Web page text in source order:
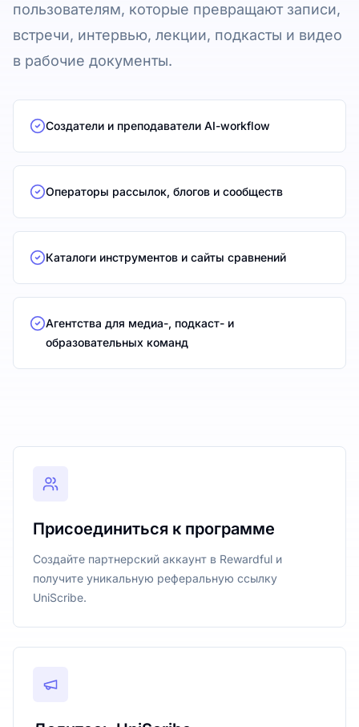
пользователям, которые превращают записи,
встречи, интервью, лекции, подкасты и видео
в рабочие документы.
Создатели и преподаватели AI-workflow
Операторы рассылок, блогов и сообществ
Каталоги инструментов и сайты сравнений
Агентства для медиа-, подкаст- и
образовательных команд
Присоединиться к программе
Создайте партнерский аккаунт в Rewardful и
получите уникальную реферальную ссылку
UniScribe.